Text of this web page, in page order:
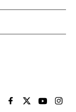
EL PAÍS BRASIL EN
EL PAÍSEL PAÍS
EL